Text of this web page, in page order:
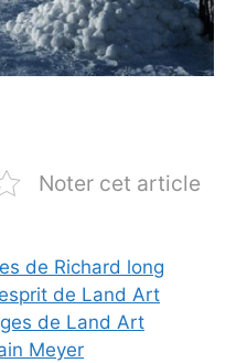
Noter cet article
de Richard long
de Land Art
de Land Art
Meyer